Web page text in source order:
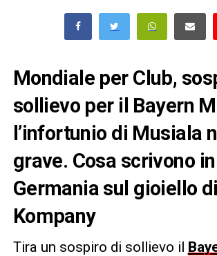
Mondiale per Club,
sollievo per il Bayern
l’infortunio di Musiala
grave. Cosa scrivono in
Germania sul gioiello di
Kompany
Tira un sospiro di sollievo il